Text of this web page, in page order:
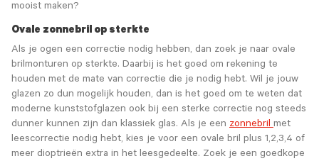
mooist maken?
Ovale zonnebril op sterkte
Als je ogen een correctie nodig hebben, dan zoek je naar ovale
brilmonturen op sterkte. Daarbij is het goed om rekening te
houden met de mate van correctie die je nodig hebt. Wil je jouw
glazen zo dun mogelijk houden, dan is het goed om te weten dat
moderne kunststofglazen ook bij een sterke correctie nog steeds
dunner kunnen zijn dan klassiek glas. Als je een zonnebrilmet
leescorrectie nodig hebt, kies je voor een ovale bril plus 1,2,3,4 of
meer dioptrieën extra in het leesgedeelte. Zoek je een goedkope